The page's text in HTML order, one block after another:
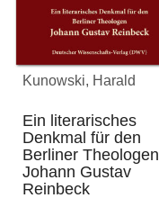
Kunowski, Harald
Ein literarisches
Denkmal für den
Berliner Theologen
Johann Gustav
Reinbeck